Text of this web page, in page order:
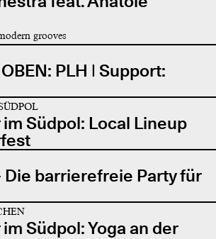
grooves
PLH | Support:
Südpol: Local Lineup
Die barrierefreie Party für
Südpol: Yoga an der